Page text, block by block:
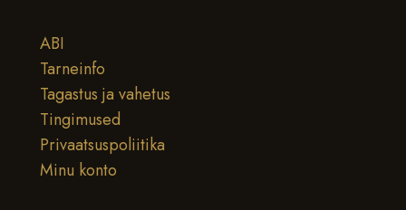
ABI
Tarneinfo
Tagastus ja vahetus
Tingimused
Privaatsuspoliitika
Minu konto